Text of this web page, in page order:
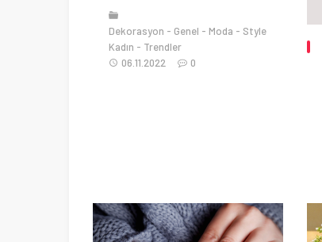
Dekorasyon Genel Moda
Style
Kadın
Trendler
06.11.2022
0